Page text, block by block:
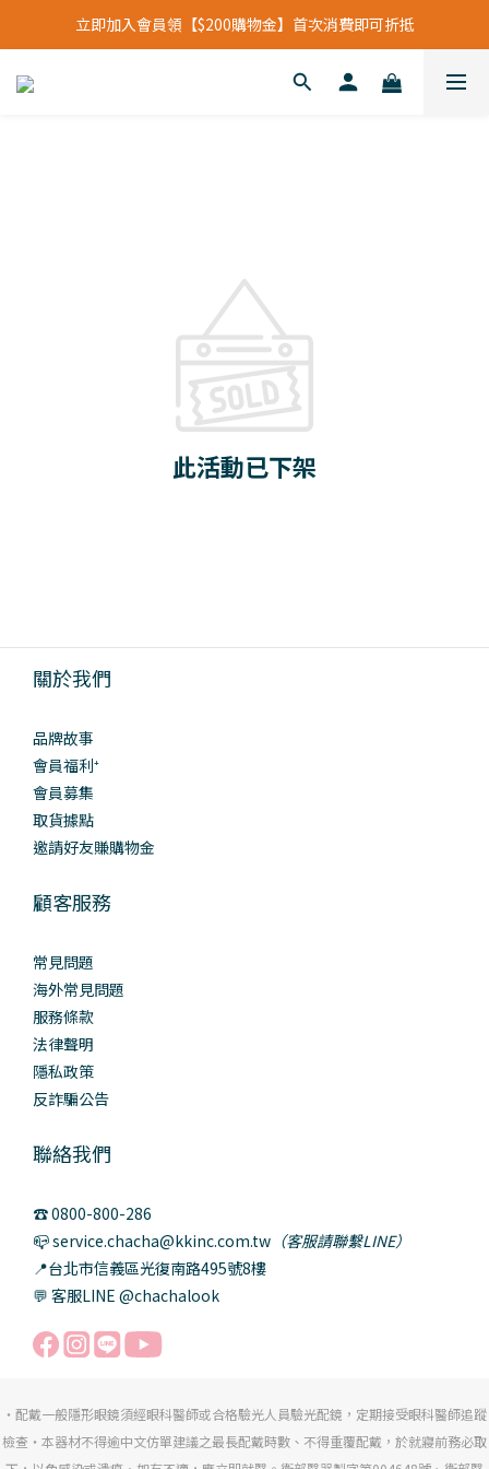
立即加入會員領【$200購物金】首次消費即可折抵
立即加入會員領【$200購物金】首次消費即可折抵
會員福利新升級⁺紅利點數【1點折抵現金$1元】
此活動已下架
關於我們
品牌故事
會員福利⁺
會員募集
取貨據點
邀請好友賺購物金
顧客服務
常見問題
海外常見問題
服務條款
法律聲明
隱私政策
反詐騙公告
聯絡我們
☎️ 0800-800-286
📪 service.chacha@kkinc.com.tw （客服請聯繫LINE）
📍台北市信義區光復南路495號8樓
💬 客服LINE @chachalook
・配戴一般隱形眼鏡須經眼科醫師或合格驗光人員驗光配鏡，定期接受眼科醫師追蹤
檢查・本器材不得逾中文仿單建議之最長配戴時數、不得重覆配戴，於就寢前務必取